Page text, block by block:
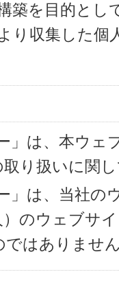
築を目的とし
り収集した個
」は、本ウェ
り扱いに関
」は、当社の
のウェブサ
ではありませ